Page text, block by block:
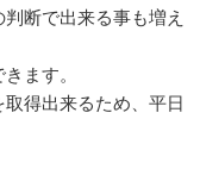
断で出来る事も増え
ます。
得出来るため、平日